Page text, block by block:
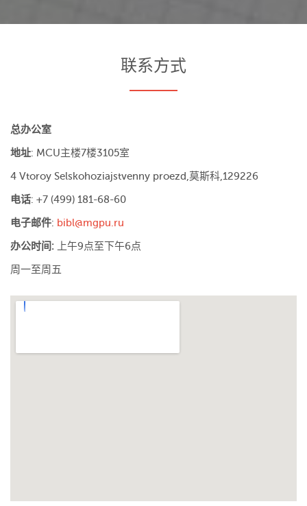
联系方式
总办公室
地址: MCU主楼7楼3105室
4 Vtoroy Selskohoziajstvenny proezd,莫斯科,129226
电话: +7 (499) 181-68-60
电子邮件: bibl@mgpu.ru
办公时间 : 上午9点至下午6点
周一至周五